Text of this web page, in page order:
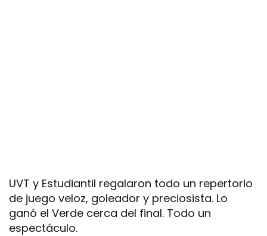
UVT y Estudiantil regalaron todo un repertorio
de juego veloz, goleador y preciosista. Lo
ganó el Verde cerca del final. Todo un
espectáculo.